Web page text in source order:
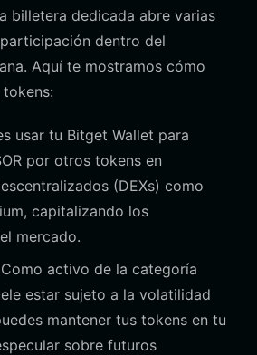
billetera dedicada abre varias
dentro del
Aquí te mostramos cómo
usar tu Bitget Wallet para
por otros tokens en
(DEXs) como
capitalizando los
mercado.
Como activo de la categoría
estar sujeto a la volatilidad
mantener tus tokens en tu
sobre futuros